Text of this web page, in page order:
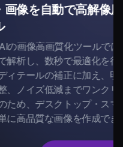
で高解像度に補正す
ツールでは、AIが写真の
で最適化を行います。解像
正に加え、明るさ・コント
までワンクリックで対応で
トップ・スマホを問わず、
像を作成できます。